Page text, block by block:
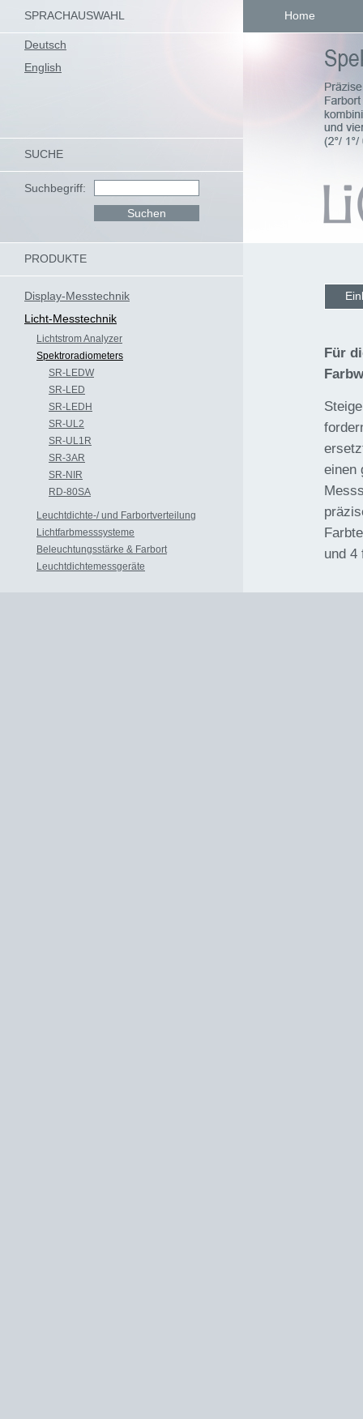
SPRACHAUSWAHL
Deutsch
English
SUCHE
Suchbegriff:
Home
PRODUKTE
Display-Messtechnik
Licht-Messtechnik
Lichtstrom Analyzer
Spektroradiometers
SR-LEDW
SR-LED
SR-LEDH
SR-UL2
SR-UL1R
SR-3AR
SR-NIR
RD-80SA
Leuchtdichte-/ und Farbortverteilung
Lichtfarbmesssysteme
Beleuchtungsstärke & Farbort
Leuchtdichtemessgeräte
Für
einen
und 4